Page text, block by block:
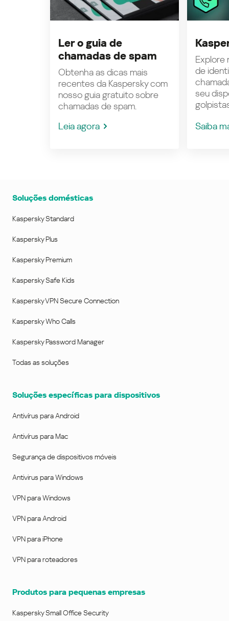
Ler o guia de
chamadas de spam
Obtenha as dicas mais
recentes da Kaspersky com
nosso guia gratuito sobre
chamadas de spam.
Leia agora
Explore
de
seu
Saiba
Soluções domésticas
Kaspersky Standard
Kaspersky Plus
Kaspersky Premium
Kaspersky Safe Kids
Kaspersky VPN Secure Connection
Kaspersky Who Calls
Kaspersky Password Manager
Todas as soluções
Soluções específicas para dispositivos
Antivírus para Android
Antivírus para Mac
Segurança de dispositivos móveis
Antivirus para Windows
VPN para Windows
VPN para Android
VPN para iPhone
VPN para roteadores
Produtos para pequenas empresas
Kaspersky Small Office Security